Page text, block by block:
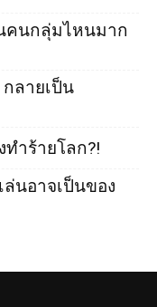
คนกลุ่มไหนมาก
ลายเป็น
ทำร้ายโลก?!
ล่นอาจเป็นของ